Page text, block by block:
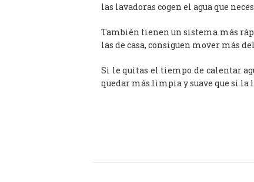
las lavadoras cogen el agua que
También tienen un sistema más
las de casa, consiguen mover más
Si le quitas el tiempo de calentar
quedar más limpia y suave que si la